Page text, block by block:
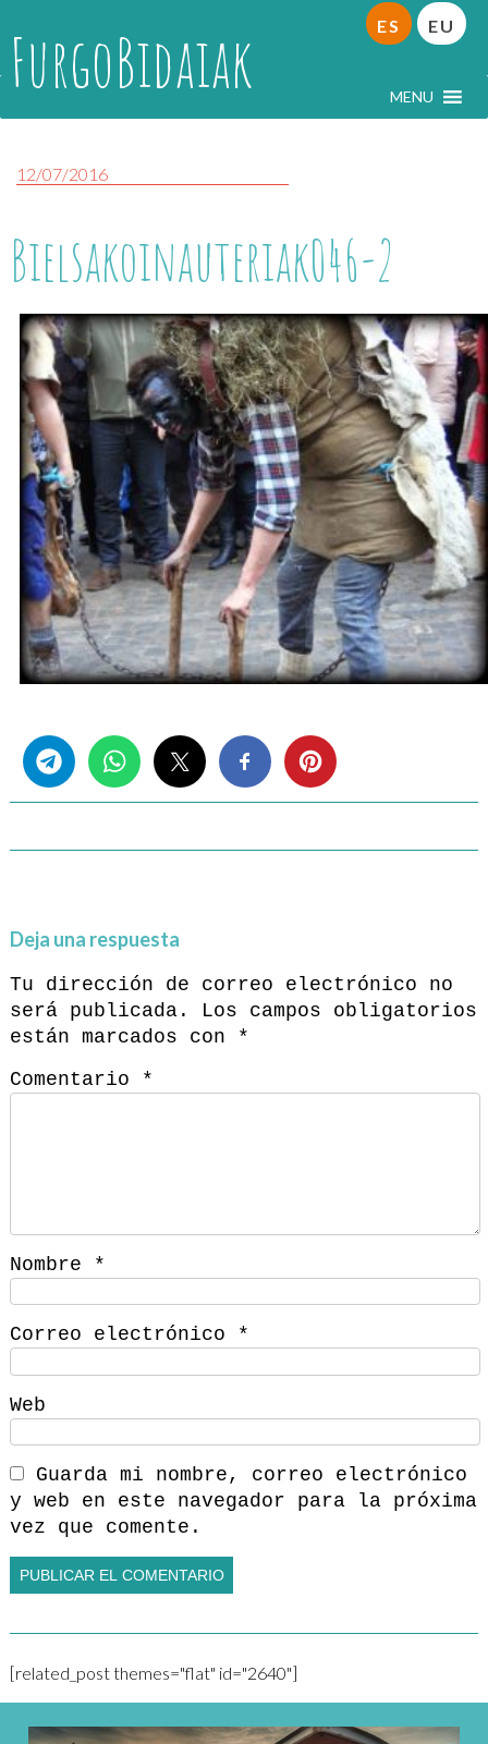
FurgoBidaiak MENU
ES EU
12/07/2016
Bielsakoinauteriak046-2
Deja una respuesta
Tu dirección de correo electrónico no
será publicada.
Los campos obligatorios
están marcados con
*
Comentario
*
Nombre *
Correo electrónico *
Web
Guarda mi nombre, correo electrónico
y web en este navegador para la próxima
vez que comente.
[related_post themes="flat" id="2640"]